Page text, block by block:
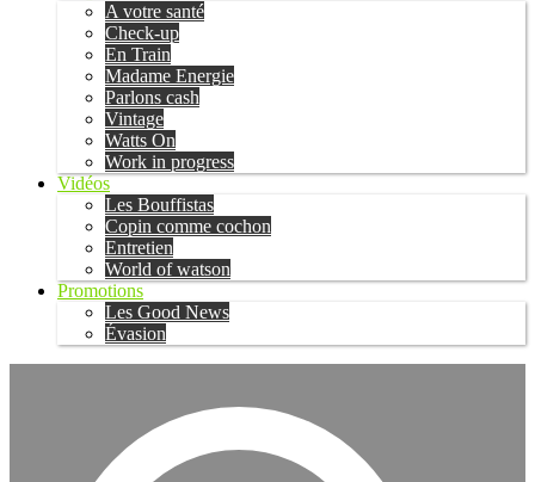
A votre santé
Check-up
En Train
Madame Energie
Parlons cash
Vintage
Watts On
Work in progress
Vidéos
Les Bouffistas
Copin comme cochon
Entretien
World of watson
Promotions
Les Good News
Évasion